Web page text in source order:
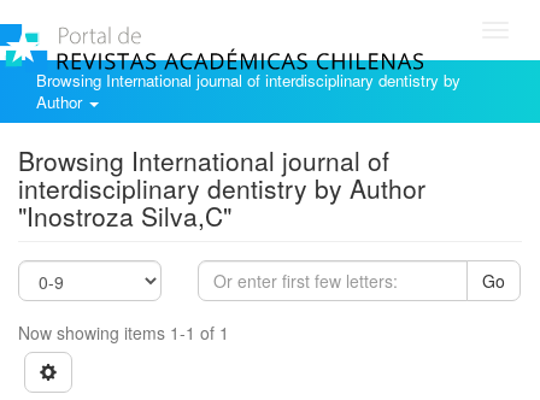
Browsing International journal of interdisciplinary dentistry by
Author
Browsing International journal of
interdisciplinary dentistry by Author
"Inostroza Silva,C"
Go
Now showing items 1-1 of 1